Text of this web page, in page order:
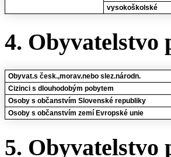
vysokoškolské
4. Obyvatelstvo
Obyvat.s česk.,morav.nebo slez.národn.
Cizinci s dlouhodobým pobytem
Osoby s občanstvím Slovenské republiky
Osoby s občanstvím zemí Evropské unie
5. Obyvatelstvo